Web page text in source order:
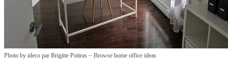
Photo by ideco par Brigitte Poitras – Browse home office ideas